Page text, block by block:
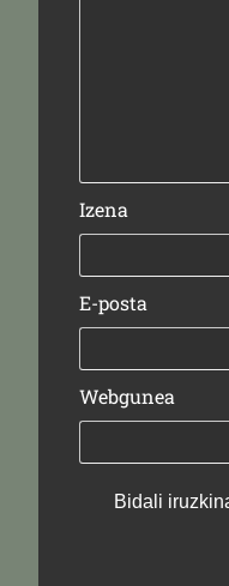
Izena
E-posta
Webgunea